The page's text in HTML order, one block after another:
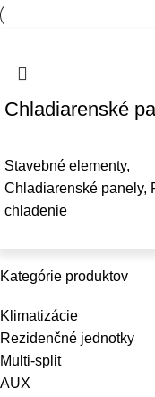
Kategórie produktov
Klimatizácie
Rezidenčné jednotky
Multi-split
AUX
Chladiarenské
Stavebné elementy,
Chladiarenské panely,
chladenie